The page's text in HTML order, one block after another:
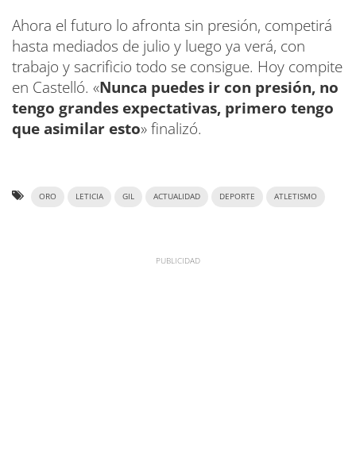
Ahora el futuro lo afronta sin presión, competirá
hasta mediados de julio y luego ya verá, con
trabajo y sacrificio todo se consigue. Hoy compite
en Castelló. «Nunca puedes ir con presión, no
tengo grandes expectativas, primero tengo
que asimilar esto» finalizó.
ORO LETICIA GIL ACTUALIDAD DEPORTE ATLETISMO